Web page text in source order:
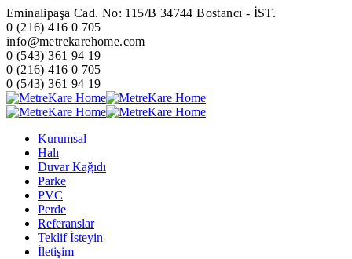
Eminalipaşa Cad. No: 115/B 34744 Bostancı - İST.
0 (216) 416 0 705
info@metrekarehome.com
0 (543) 361 94 19
0 (216) 416 0 705
0 (543) 361 94 19
Kurumsal
Halı
Duvar Kağıdı
Parke
PVC
Perde
Referanslar
Teklif İsteyin
İletişim